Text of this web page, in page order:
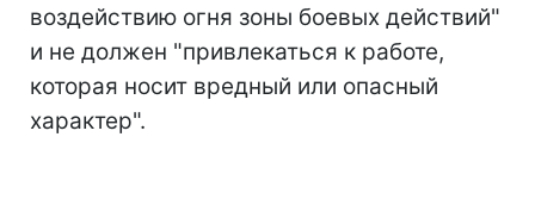
воздействию огня зоны боевых действий"
и не должен "привлекаться к работе,
которая носит вредный или опасный
характер".